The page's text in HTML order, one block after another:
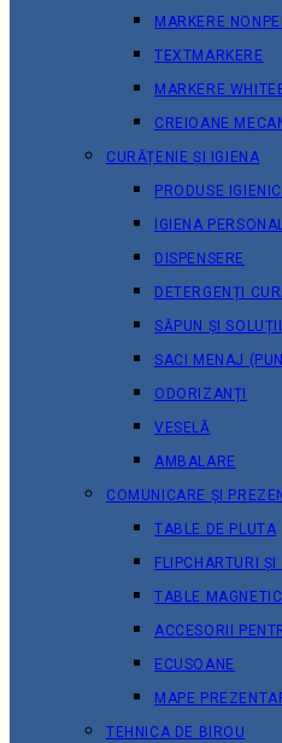
MARKERE
TEXTMARKERE
MARKERE
CREIOANE
CURĂȚENIE ȘI IGIENA
PRODUSE
IGIENA
DISPENSERE
DETERGENȚI
SĂPUN ȘI
SACI MENAJ
ODORIZANȚI
VESELĂ
AMBALARE
COMUNICARE ȘI
TABLE DE PLUTA
FLIPCHARTURI ȘI
TABLE
ACCESORII
ECUSOANE
MAPE
TEHNICA DE BIROU